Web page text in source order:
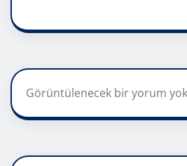
Görüntülenecek bir yorum